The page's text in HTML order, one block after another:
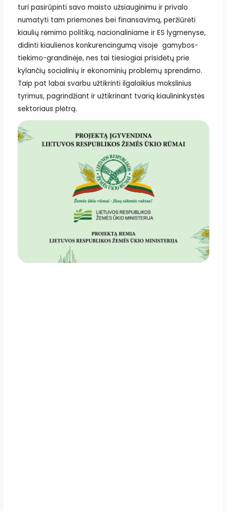
turi pasirūpinti savo maisto užsiauginimu ir privalo
numatyti tam priemones bei finansavimą, peržiūrėti
kiaulių rėmimo politiką, nacionaliniame ir ES lygmenyse,
didinti kiaulienos konkurencingumą visoje gamybos-
tiekimo-grandinėje, nes tai tiesiogiai prisidėtų prie
kylančių socialinių ir ekonominių problemų sprendimo.
Taip pat labai svarbu užtikrinti ilgalaikius mokslinius
tyrimus, pagrindžiant ir užtikrinant tvarią kiaulininkystės
sektoriaus plėtrą.